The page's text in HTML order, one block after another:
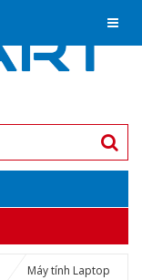
Máy tính Laptop